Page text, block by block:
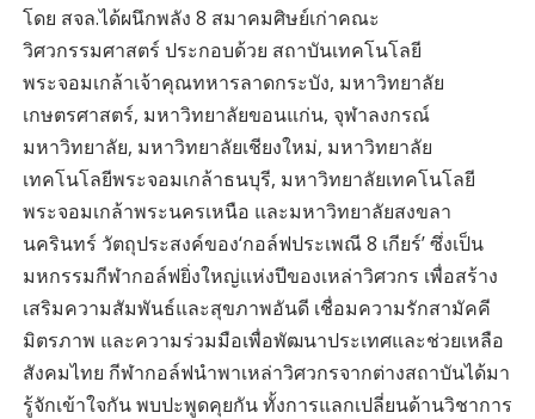
โดย สจล.ได้ผนึกพลัง 8 สมาคมศิษย์เก่าคณะ
วิศวกรรมศาสตร์ ประกอบด้วย สถาบันเทคโนโลยี
พระจอมเกล้าเจ้าคุณทหารลาดกระบัง, มหาวิทยาลัย
เกษตรศาสตร์, มหาวิทยาลัยขอนแก่น, จุฬาลงกรณ์
มหาวิทยาลัย, มหาวิทยาลัยเชียงใหม่, มหาวิทยาลัย
เทคโนโลยีพระจอมเกล้าธนบุรี, มหาวิทยาลัยเทคโนโลยี
พระจอมเกล้าพระนครเหนือ และมหาวิทยาลัยสงขลา
นครินทร์ วัตถุประสงค์ของ‘กอล์ฟประเพณี 8 เกียร์’ ซึ่งเป็น
มหกรรมกีฬากอล์ฟยิ่งใหญ่แห่งปีของเหล่าวิศวกร เพื่อสร้าง
เสริมความสัมพันธ์และสุขภาพอันดี เชื่อมความรักสามัคคี
มิตรภาพ และความร่วมมือเพื่อพัฒนาประเทศและช่วยเหลือ
สังคมไทย กีฬากอล์ฟนำพาเหล่าวิศวกรจากต่างสถาบันได้มา
รู้จักเข้าใจกัน พบปะพูดคุยกัน ทั้งการแลกเปลี่ยนด้านวิชาการ